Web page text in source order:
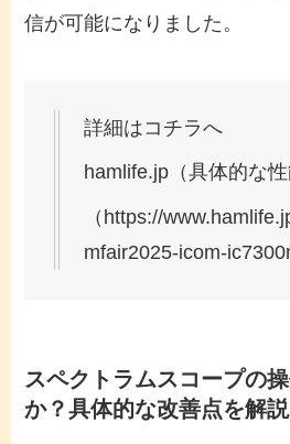
信が可能になりました。
詳細はコチラへ
hamlife.jp（具体的な性
（https://
mfair2025-icom-
スペクトラムスコープの
か？具体的な改善点を解説